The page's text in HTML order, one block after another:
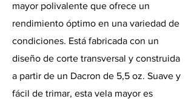
mayor polivalente que ofrece un
rendimiento óptimo en una variedad de
condiciones. Está fabricada con un
diseño de corte transversal y construida
a partir de un Dacron de 5,5 oz. Suave y
fácil de trimar, esta vela mayor es